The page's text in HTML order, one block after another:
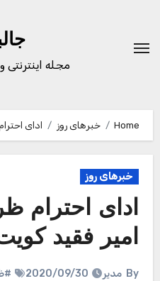
content
مجله
Home خبرهای روز ادای
خبرهای روز
ادای احترام
امیر فقید
By مدیر 2020/09/30